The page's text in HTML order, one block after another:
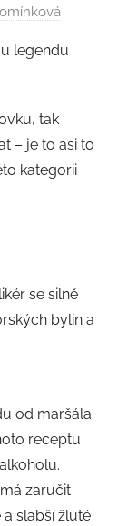
legendu
tak
– je to asi to
kategorii
se silně
bylin a
od maršála
receptu
má zaručit
slabší žluté